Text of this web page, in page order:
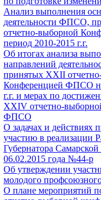
Анализ выполнения
деятельности ФПСО,
отчетно-выборной
период 2010-2015 г.г.
Об итогах анализа
направлений
принятых XXII
Конференцией ФПСО
г.г. и мерах по
XXIV отчетно-
ФПСО
О задачах и действиях
участию в реализации
Губернатора Самарской
06.02.2015 года №44-р
Об утверждении
молодого
О плане мероприятий